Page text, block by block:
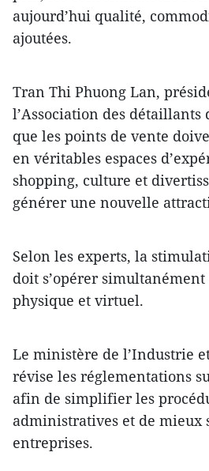
aujourd’hui qualité,
ajoutées.
Tran Thi Phuong Lan,
l’Association des détaillants
que les points de vente
en véritables espaces
shopping, culture et
générer une nouvelle
Selon les experts, la
doit s’opérer
physique et virtuel.
Le ministère de l’Industrie
révise les réglementations
afin de simplifier les
administratives et de mieux
entreprises.